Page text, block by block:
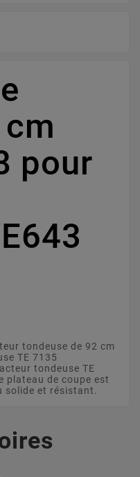
pour
tondeuse de 92 cm
TE 7135
tondeuse TE
plateau de coupe est
solide et résistant.